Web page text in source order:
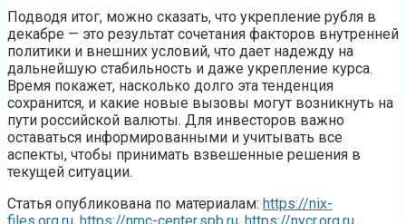
Подводя итог, можно сказать, что укрепление рубля в
декабре — это результат сочетания факторов внутренней
политики и внешних условий, что дает надежду на
дальнейшую стабильность и даже укрепление курса.
Время покажет, насколько долго эта тенденция
сохранится, и какие новые вызовы могут возникнуть на
пути российской валюты. Для инвесторов важно
оставаться информированными и учитывать все
аспекты, чтобы принимать взвешенные решения в
текущей ситуации.
Статья опубликована по материалам: https://nix-
files.org.ru, https://nmc-center.spb.ru, https://nycr.org.ru